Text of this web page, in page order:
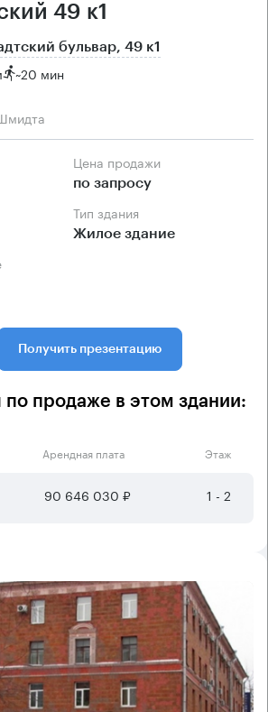
49 к1
бульвар, 49 к1
~20 мин
Цена продажи
по запросу
Тип здания
Жилое здание
Получить презентацию
по продаже в этом здании:
Арендная плата Этаж
90 646 030 ₽ 1 - 2